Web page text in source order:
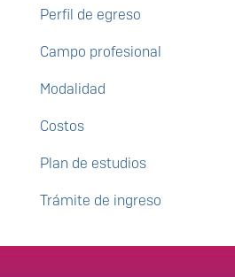
Perfil de egreso
Campo profesional
Modalidad
Costos
Plan de estudios
Trámite de ingreso
Enlaces de